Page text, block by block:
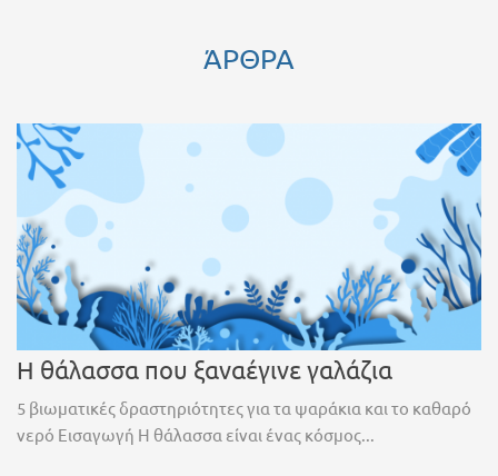
ΆΡΘΡΑ
Η θάλασσα που ξαναέγινε γαλάζια
5 βιωματικές δραστηριότητες για τα ψαράκια και το καθαρό
νερό Εισαγωγή Η θάλασσα είναι ένας κόσμος...